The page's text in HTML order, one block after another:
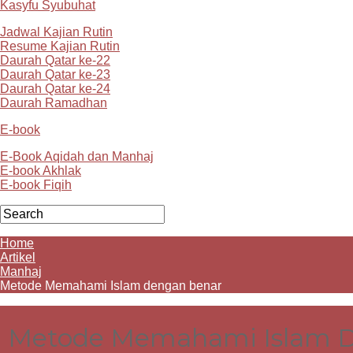
Kasyfu Syubuhat
Jadwal Kajian Rutin
Resume Kajian Rutin
Daurah Qatar ke-22
Daurah Qatar ke-23
Daurah Qatar ke-24
Daurah Ramadhan
E-book
E-Book Aqidah dan Manhaj
E-book Akhlak
E-book Fiqih
Home
Artikel
Manhaj
Metode Memahami Islam dengan benar
Metode Memahami Islam